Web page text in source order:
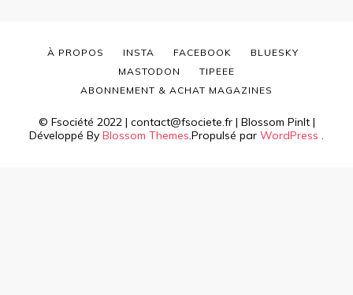
© Fsociété 2022 | contact@fsociete.fr | Blossom PinIt |
Développé By Blossom Themes.Propulsé par WordPress .
À PROPOS INSTA FACEBOOK
BLUESKY
MASTODON
TIPEEE
ABONNEMENT & ACHAT MAGAZINES